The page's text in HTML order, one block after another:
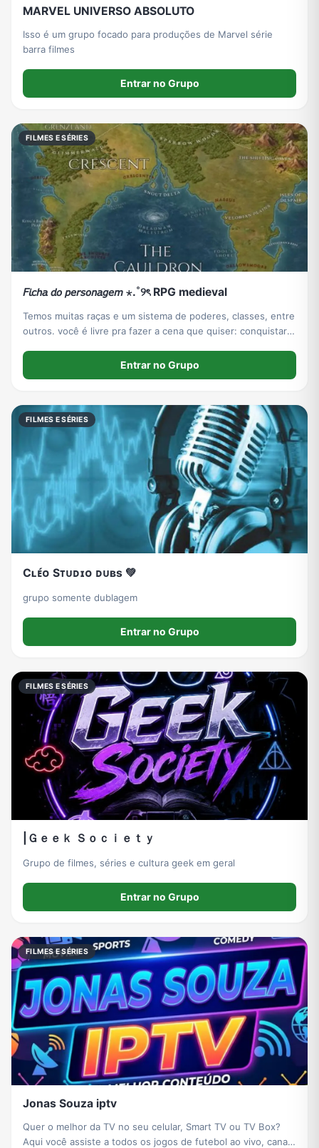
MARVEL UNIVERSO ABSOLUTO
Isso é um grupo focado para produções de Marvel série
barra filmes
Entrar no Grupo
FILMES E SÉRIES
𝘍𝘪𝘤𝘩𝘢 𝘥𝘰 𝘱𝘦𝘳𝘴𝘰𝘯𝘢𝘨𝘦𝘮 ⋆.˚୨ৎ RPG medieval
Temos muitas raças e um sistema de poderes, classes, entre
outros. você é livre pra fazer a cena que quiser: conquistar
Entrar no Grupo
FILMES E SÉRIES
Cʟᴇ́ᴏ Sᴛᴜᴅɪᴏ ᴅᴜʙs 💚
grupo somente dublagem
Entrar no Grupo
FILMES E SÉRIES
|Ｇｅｅｋ Ｓｏｃｉｅｔｙ
Grupo de filmes, séries e cultura geek em geral
Entrar no Grupo
FILMES E SÉRIES
Jonas Souza iptv
Quer o melhor da TV no seu celular, Smart TV ou TV Box?
Aqui você assiste a todos os jogos de futebol ao vivo, canais